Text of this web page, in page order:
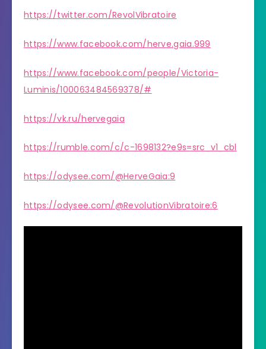
https://twitter.com/RevolVibratoire
https://www.facebook.com/herve.gaia.999
https://www.facebook.com/people/Victoria-
Luminis/100063484569378/#
https://vk.ru/hervegaia
https://rumble.com/c/c-1698132?e9s=src_v1_cbl
https://odysee.com/@HerveGaia:9
https://odysee.com/@RevolutionVibratoire:6